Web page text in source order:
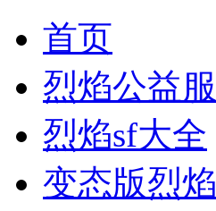
首页
烈焰公益服
烈焰sf大全
变态版烈焰